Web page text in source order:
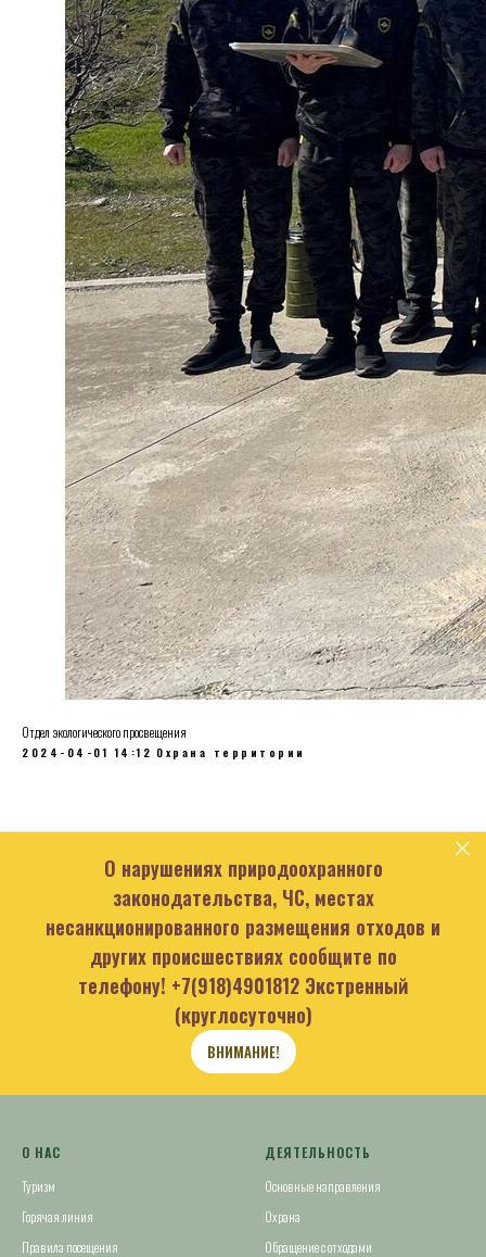
Отдел экологического просвещения
2024-04-01 14:12 Охрана территории
О нарушениях природоохранного
законодательства, ЧС, местах
несанкционированного размещения отходов и
других происшествиях сообщите по
телефону! +7(918)4901812 Экстренный
(круглосуточно)
ВНИМАНИЕ!
О НАС
Туризм
Горячая линия
Правила посещения
ДЕЯТЕЛЬНОСТЬ
Основные направления
Охрана
Обращение с отходами